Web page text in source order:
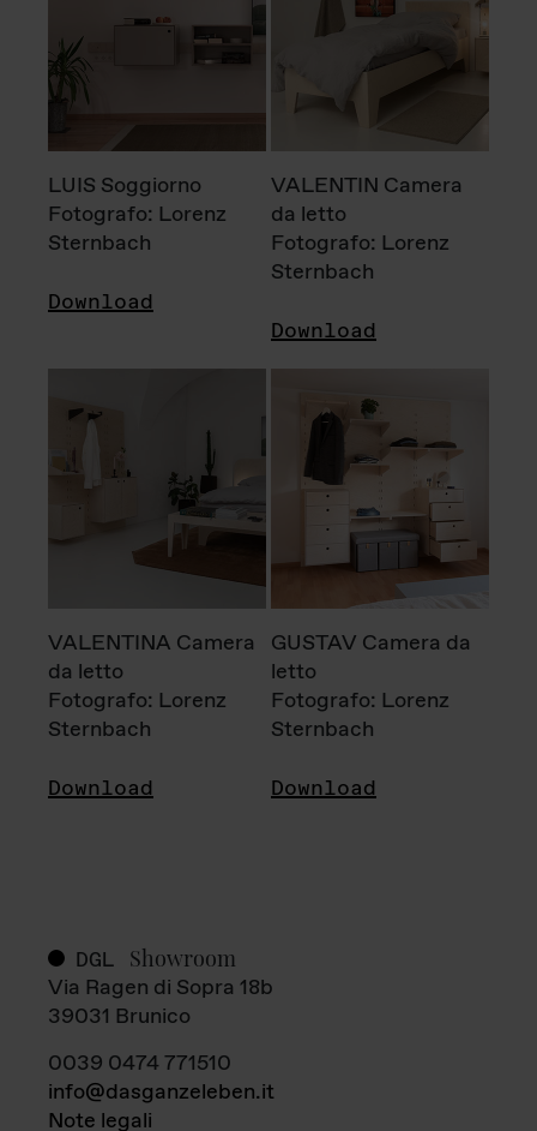
LUIS Soggiorno
Fotografo: Lorenz
Sternbach
Download
VALENTIN Camera
da letto
Fotografo: Lorenz
Sternbach
Download
VALENTINA Camera
da letto
Fotografo: Lorenz
Sternbach
Download
GUSTAV Camera da
letto
Fotografo: Lorenz
Sternbach
Download
DGL Showroom
Via Ragen di Sopra 18b
39031 Brunico
0039 0474 771510
info@dasganzeleben.it
Note legali